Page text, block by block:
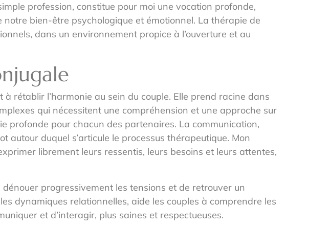
profession, constitue pour moi une vocation profonde,
bien-être psychologique et émotionnel. La thérapie de
dans un environnement propice à l’ouverture et au
rétablir l’harmonie au sein du couple. Elle prend racine dans
qui nécessitent une compréhension et une approche sur
profonde pour chacun des partenaires. La communication,
duquel s’articule le processus thérapeutique. Mon
librement leurs ressentis, leurs besoins et leurs attentes,
progressivement les tensions et de retrouver un
dynamiques relationnelles, aide les couples à comprendre les
et d’interagir, plus saines et respectueuses.